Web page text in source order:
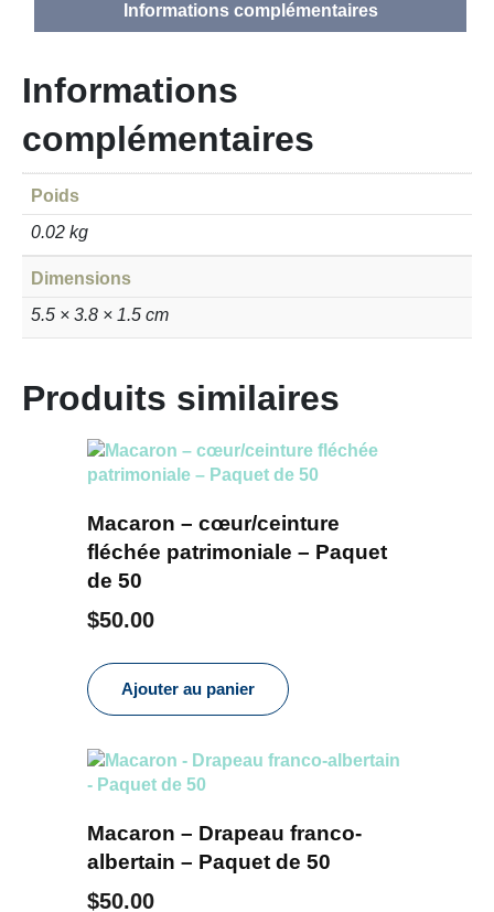
Informations complémentaires
Informations
complémentaires
Poids
0.02 kg
Dimensions
5.5 × 3.8 × 1.5 cm
Produits similaires
Macaron – cœur/ceinture
fléchée patrimoniale – Paquet
de 50
$50.00
Ajouter au panier
Macaron – Drapeau franco-
albertain – Paquet de 50
$50.00